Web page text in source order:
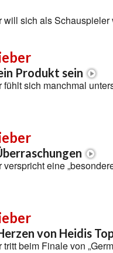
will sich als
Produkt sein
fühlt sich manchmal
eine
von Heidis
beim Finale von